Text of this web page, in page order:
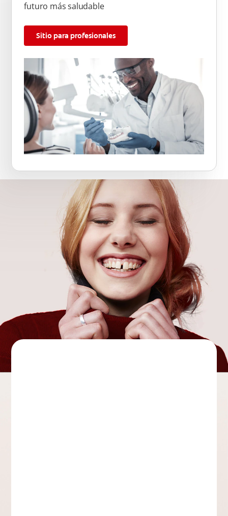
futuro más saludable
Sitio para profesionales